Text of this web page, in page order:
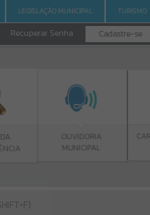
LEGISLAÇÃO MUNICIPAL TURISMO
Cadastre-se
Recuperar Senha
OUVIDORIA
MUNICIPAL
CARTA DE SERVIÇOS